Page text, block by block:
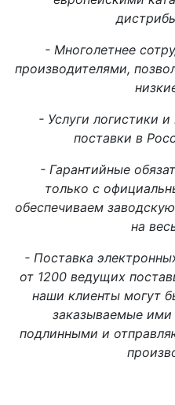
- Многолетнее
производителями,
- Услуги логистики
поставки в
- Гарантийные
только с
обеспечиваем
на
- Поставка
от 1200 ведущих
наши клиенты могут
заказываемые
подлинными и